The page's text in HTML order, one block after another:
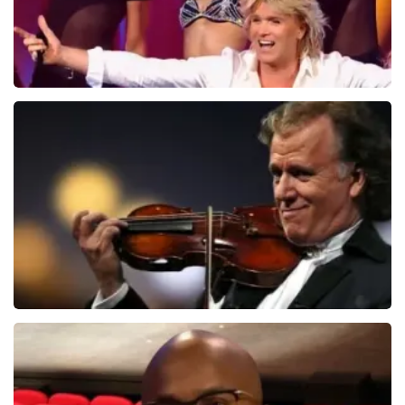
BEKIJKEN
Andre Rieu
5618+
BEKIJKEN